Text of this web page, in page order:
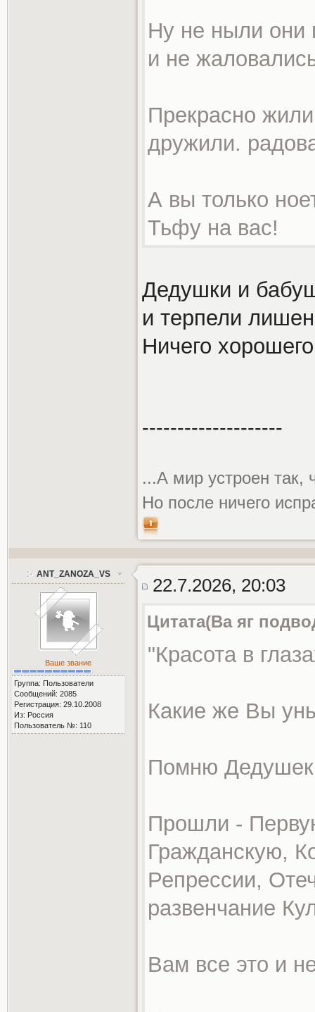
Ну не ныли они
и не
Прекрасно
дружили.
А вы только
Тьфу на вас!
Дедушки и
и терпели
Ничего
--------------------
...А мир устроен так,
Но после ничего
ANT_ZANOZA_VS
Ваше звание
Группа: Пользователи
Сообщений: 2085
Регистрация: 29.10.2008
Из: Россия
Пользователь №: 110
22.7.2026, 20:03
Цитата(Ва яг
"Красота в
Какие же Вы
Помню
Прошли -
Гражданскую,
Репрессии,
развенчание
Вам все это и